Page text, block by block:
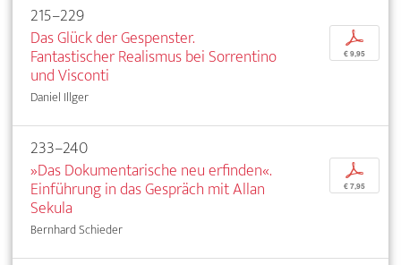
215–229
Das Glück der Gespenster.
Fantastischer Realismus bei Sorrentino
und Visconti
Daniel Illger
p
€ 9,95
233–240
»Das Dokumentarische neu erfinden«.
Einführung in das Gespräch mit Allan
Sekula
Bernhard Schieder
p
€ 7,95